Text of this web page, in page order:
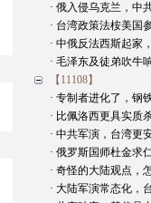
· 俄入侵乌克兰，中
· 台湾政策法桉美国
· 中俄反法西斯起家
· 毛泽东及徒弟吹牛
【11108】
· 专制者进化了，钢
· 比佩洛西更具实质
· 中共军演，台湾更
· 俄罗斯国师杜金求
· 奇怪的大陆观点，
· 大陆军演常态化，